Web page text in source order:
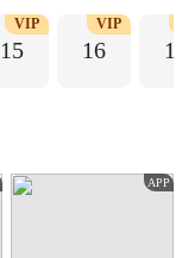
15
VIP
16
VIP
17
APP